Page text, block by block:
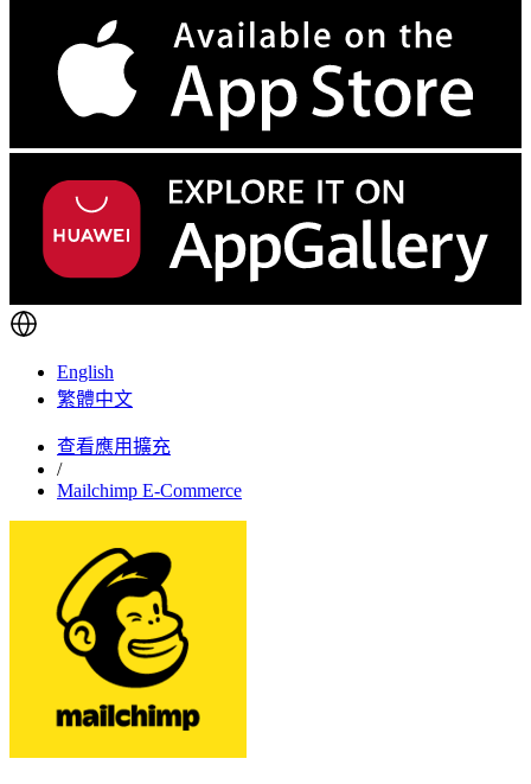
English
繁體中文
查看應用擴充
/
Mailchimp E-Commerce